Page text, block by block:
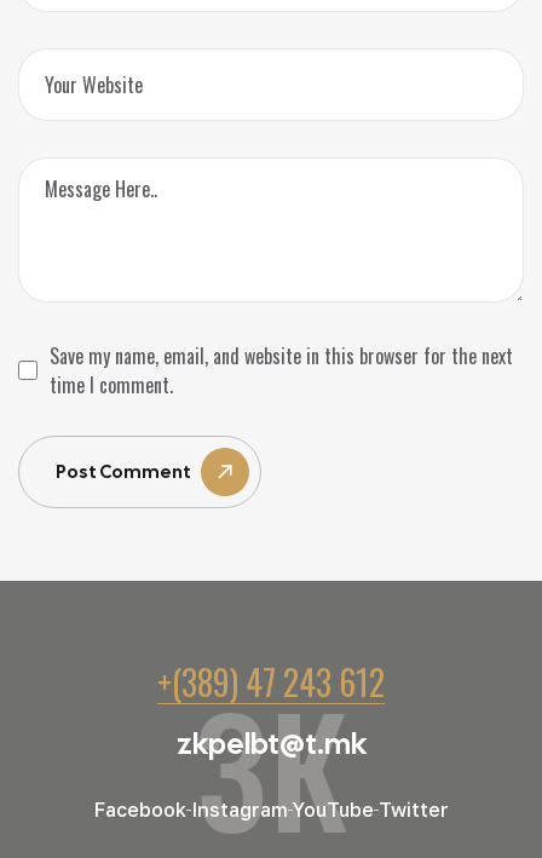
Save my name, email, and website in this browser for the next
time I comment.
Post Comment
+(389) 47 243 612
zkpelbt@t.mk
Facebook Instagram YouTube Twitter
ЗК